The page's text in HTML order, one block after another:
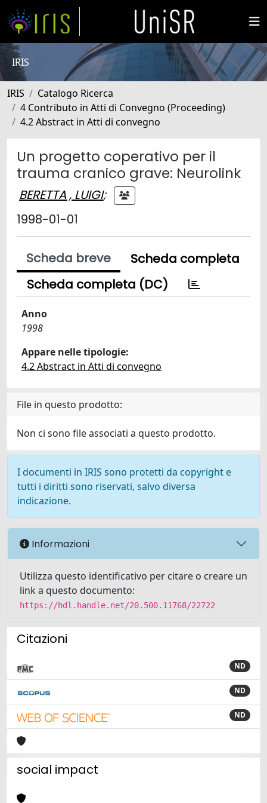
IRIS
IRIS
Catalogo Ricerca
4 Contributo in Atti di Convegno (Proceeding)
4.2 Abstract in Atti di convegno
Un progetto coperativo per il
trauma cranico grave: Neurolink
BERETTA , LUIGI;
1998-01-01
Scheda breve
Scheda completa
Scheda completa (DC)
Anno
1998
Appare nelle tipologie:
4.2 Abstract in Atti di convegno
File in questo prodotto:
Non ci sono file associati a questo prodotto.
I documenti in IRIS sono protetti da copyright e
tutti i diritti sono riservati, salvo diversa
indicazione.
Informazioni
Utilizza questo identificativo per citare o creare un
link a questo documento:
https://hdl.handle.net/20.500.11768/22722
Citazioni
ND
ND
ND
social impact